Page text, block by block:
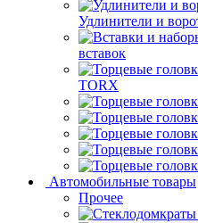
Удлинители и
вставок
TORX
Автомобильные товары
Прочее